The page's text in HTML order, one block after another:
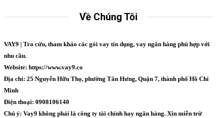
Về Chúng Tôi
VAY9 | Tra cứu, tham khảo các gói vay tín dụng, vay ngân hàng phù hợp với
nhu cầu.
Website: https://www.vay9.co
Địa chỉ: 25 Nguyễn Hữu Thọ, phường Tân Hưng, Quận 7, thành phố Hồ Chí
Minh
Điện thoại: 0908106140
Chú ý: Vay9 không phải là công ty tài chính hay ngân hàng. Xin miễn trừ